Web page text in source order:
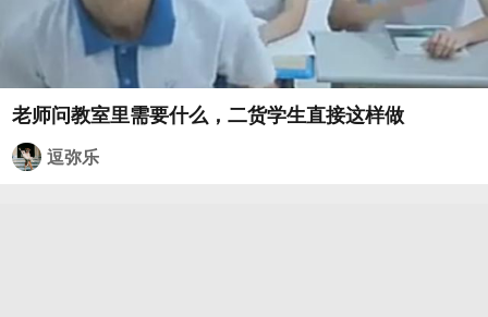
老师问教室里需要什么，二货学生直接这样做
逗弥乐